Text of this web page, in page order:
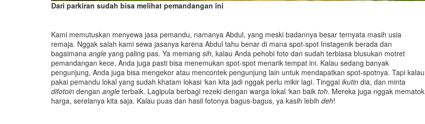
Dari parkiran sudah bisa melihat pemandangan ini
Kami memutuskan menyewa jasa pemandu, namanya Abdul, yang meski badannya besar ternyata masih usia
remaja. Nggak salah kami sewa jasanya karena Abdul tahu benar di mana spot-spot Instagenik berada dan
bagaimana angle yang paling pas. Ya memang sih, kalau Anda pehobi foto dan sudah terbiasa blusukan motret
pemandangan kece, Anda juga pasti bisa menemukan spot-spot menarik tempat ini. Kalau sedang banyak
pengunjung, Anda juga bisa mengekor atau mencontek pengunjung lain untuk mendapatkan spot-spotnya. Tapi kalau
pakai pemandu lokal yang sudah khatam lokasi ‘kan kita jadi nggak perlu mikir lagi. Tinggal ikutin dia, dan minta
difotoin dengan angle terbaik. Lagipula berbagi rezeki dengan warga lokal ‘kan baik toh. Mereka juga nggak mematok
harga, serelanya kita saja. Kalau puas dan hasil fotonya bagus-bagus, ya kasih lebih deh!